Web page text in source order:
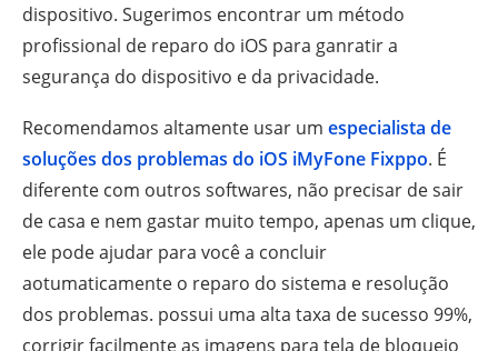
dispositivo. Sugerimos encontrar um método
profissional de reparo do iOS para ganratir a
segurança do dispositivo e da privacidade.
Recomendamos altamente usar um especialista de
soluções dos problemas do iOS iMyFone Fixppo. É
diferente com outros softwares, não precisar de sair
de casa e nem gastar muito tempo, apenas um clique,
ele pode ajudar para você a concluir
aotumaticamente o reparo do sistema e resolução
dos problemas. possui uma alta taxa de sucesso 99%,
corrigir facilmente as imagens para tela de bloqueio